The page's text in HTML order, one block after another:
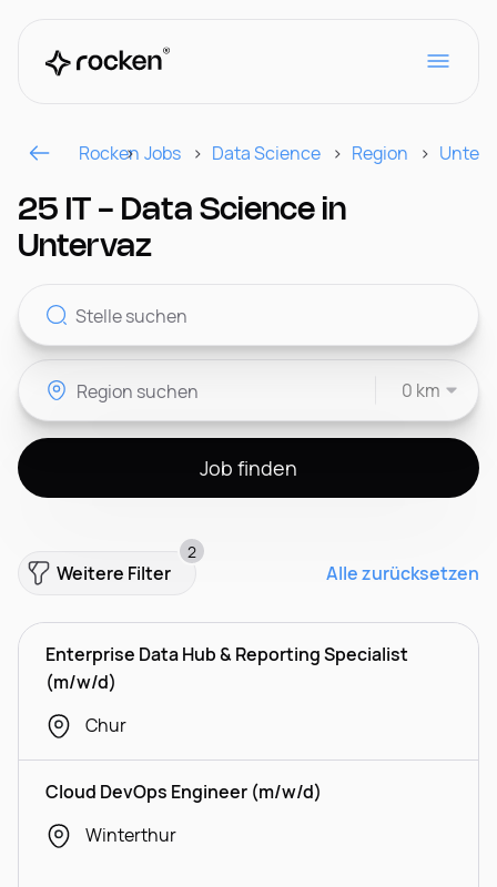
Für Arbeitgeber
Kontakt
CH
Rocken Jobs Data Science Region
25 IT - Data Science in
Untervaz
0 km
Job finden
Weitere Filter
2
Alle zurücksetzen
Enterprise Data Hub & Reporting Specialist
(m/w/d)
Chur
Cloud DevOps Engineer (m/w/d)
Winterthur